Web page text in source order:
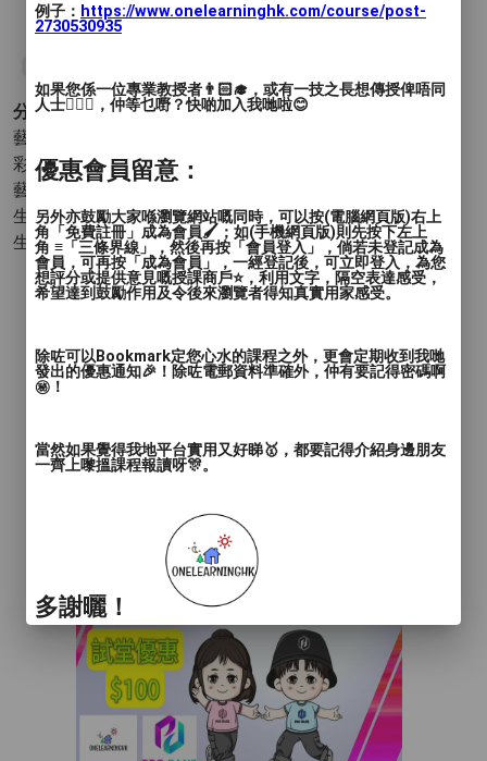
分類 :
藝術與設計 - 繪畫
彩) 其他 (繪畫)
藝術與設計 - 手工藝品
生活品味 - 工作坊(Workshop)
生活品味 - 香道文化
例子： https://www.onelearninghk.com/course/post-
2730530935
如果您係一位專業教授者👨🏻‍🎓，或有一技之長想傳授俾唔同
人士🙋🏻‍♂️，仲等乜嘢？快啲加入我哋啦😊
優惠會員留意：
另外亦鼓勵大家喺瀏覽網站嘅同時，可以按(電腦網頁版)右上
角「免費註冊」成為會員🖌️；如(手機網頁版)則先按下左上
角 ≡「三條界線」，然後再按「會員登入」，倘若未登記成為
會員，可再按「成為會員」，一經登記後，可立即登入，為您
想評分或提供意見嘅授課商戶⭐️，利用文字，隔空表達感受，
希望達到鼓勵作用及令後來瀏覽者得知真實用家感受。
除咗可以Bookmark定您心水的課程之外，更會定期收到我哋
發出的優惠通知🎉！除咗電郵資料準確外，仲有要記得密碼啊
㊙️！
當然如果覺得我地平台實用又好睇🥇，都要記得介紹身邊朋友
一齊上嚟搵課程報讀呀🎊。
多謝曬！